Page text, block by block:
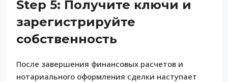
Step 5: Получите ключи и
зарегистрируйте
собственность
После завершения финансовых расчетов и
нотариального оформления сделки наступает